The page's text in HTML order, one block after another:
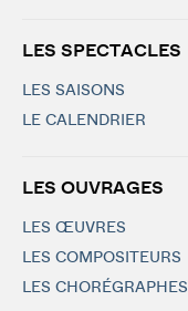
LES SPECTACLES
LES SAISONS
LE CALENDRIER
LES OUVRAGES
LES ŒUVRES
LES COMPOSITEURS
LES CHORÉGRAPHES